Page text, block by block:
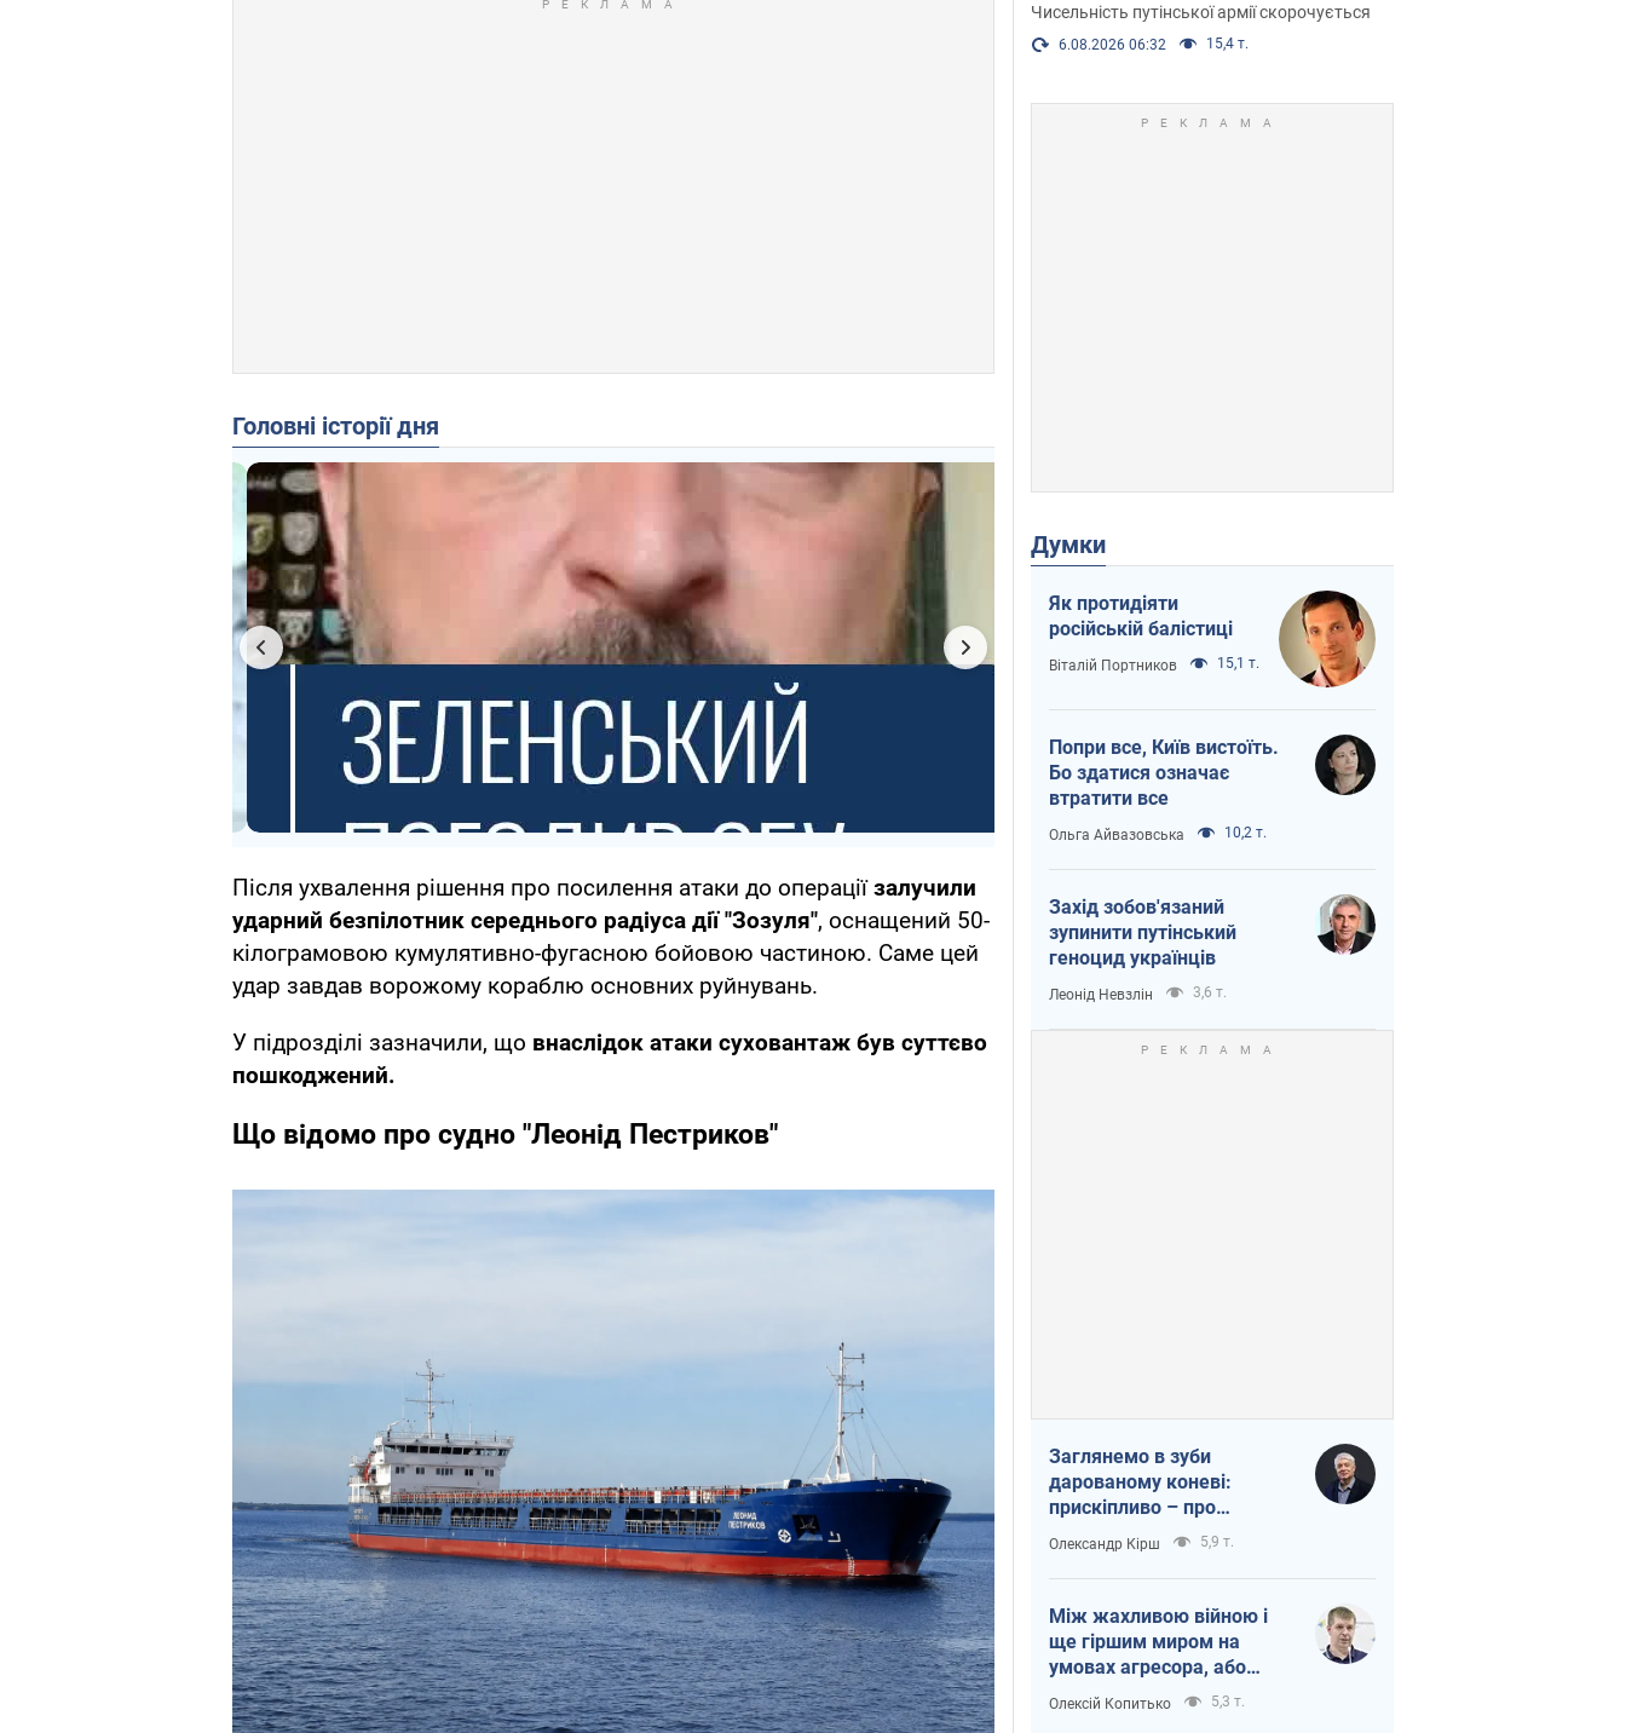
Головні історії дня
Після ухвалення рішення про посилення атаки до операціїзалучили
ударний безпілотник середнього радіуса дії "Зозуля", оснащений 50-
кілограмовою кумулятивно-фугасною бойовою частиною. Саме цей
удар завдав ворожому кораблю основних руйнувань.
У підрозділі зазначили, що внаслідок атаки суховантаж був суттєво
пошкоджений.
Що відомо про судно "Леонід Пестриков"
Чисельність путінської армії скорочується
6.08.2026 06:32 15,4 т.
Думки
Як протидіяти
російській балістиці
Віталій Портников 15,1 т.
Попри все, Київ вистоїть.
Бо здатися означає
втратити все
Ольга Айвазовська 10,2 т.
Захід зобов'язаний
зупинити путінський
геноцид українців
Леонід Невзлін 3,6 т.
Заглянемо в зуби
дарованому коневі:
прискіпливо – про
допомогу Україні
Олександр Кірш 5,9 т.
Між жахливою війною і
ще гіршим миром на
умовах агресора, або
Безвихідність – теж
Олексій Копитько 5,3 т.